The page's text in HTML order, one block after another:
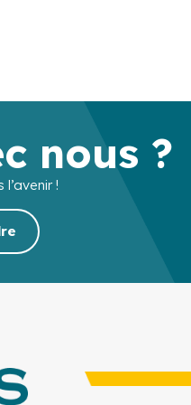
nous ?
!